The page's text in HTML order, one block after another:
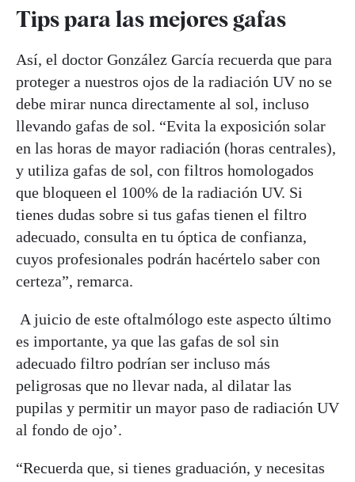
Tips para las mejores gafas
Así, el doctor González García recuerda que para
proteger a nuestros ojos de la radiación UV no se
debe mirar nunca directamente al sol, incluso
llevando gafas de sol. “Evita la exposición solar
en las horas de mayor radiación (horas centrales),
y utiliza gafas de sol, con filtros homologados
que bloqueen el 100% de la radiación UV. Si
tienes dudas sobre si tus gafas tienen el filtro
adecuado, consulta en tu óptica de confianza,
cuyos profesionales podrán hacértelo saber con
certeza”, remarca.
A juicio de este oftalmólogo este aspecto último
es importante, ya que las gafas de sol sin
adecuado filtro podrían ser incluso más
peligrosas que no llevar nada, al dilatar las
pupilas y permitir un mayor paso de radiación UV
al fondo de ojo’.
“Recuerda que, si tienes graduación, y necesitas